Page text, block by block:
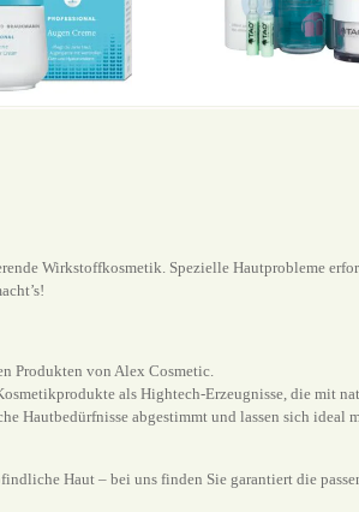
Wirkstoffkosmetik. Spezielle Hautprobleme
Produkten von Alex Cosmetic.
als Hightech-Erzeugnisse, die mit
Hautbedürfnisse abgestimmt und lassen sich
Haut – bei uns finden Sie garantiert die